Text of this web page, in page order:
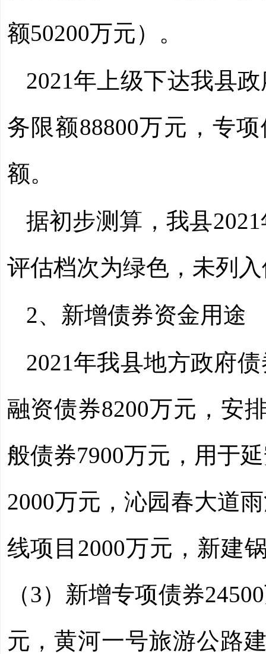
额50200万元）。
2021年 上级下达我县
务限额88800万元，专
额。
据初步测算，我县
评估档次为绿色， 未列
2、新增债券资金用途
2021年我县地方政府
融资债券8200万元，安
般债券7900万元，用于
2000万元，沁园春大道
线项目2000万元，新建
（3）新增专项债券24500
元，黄河一号旅游公路